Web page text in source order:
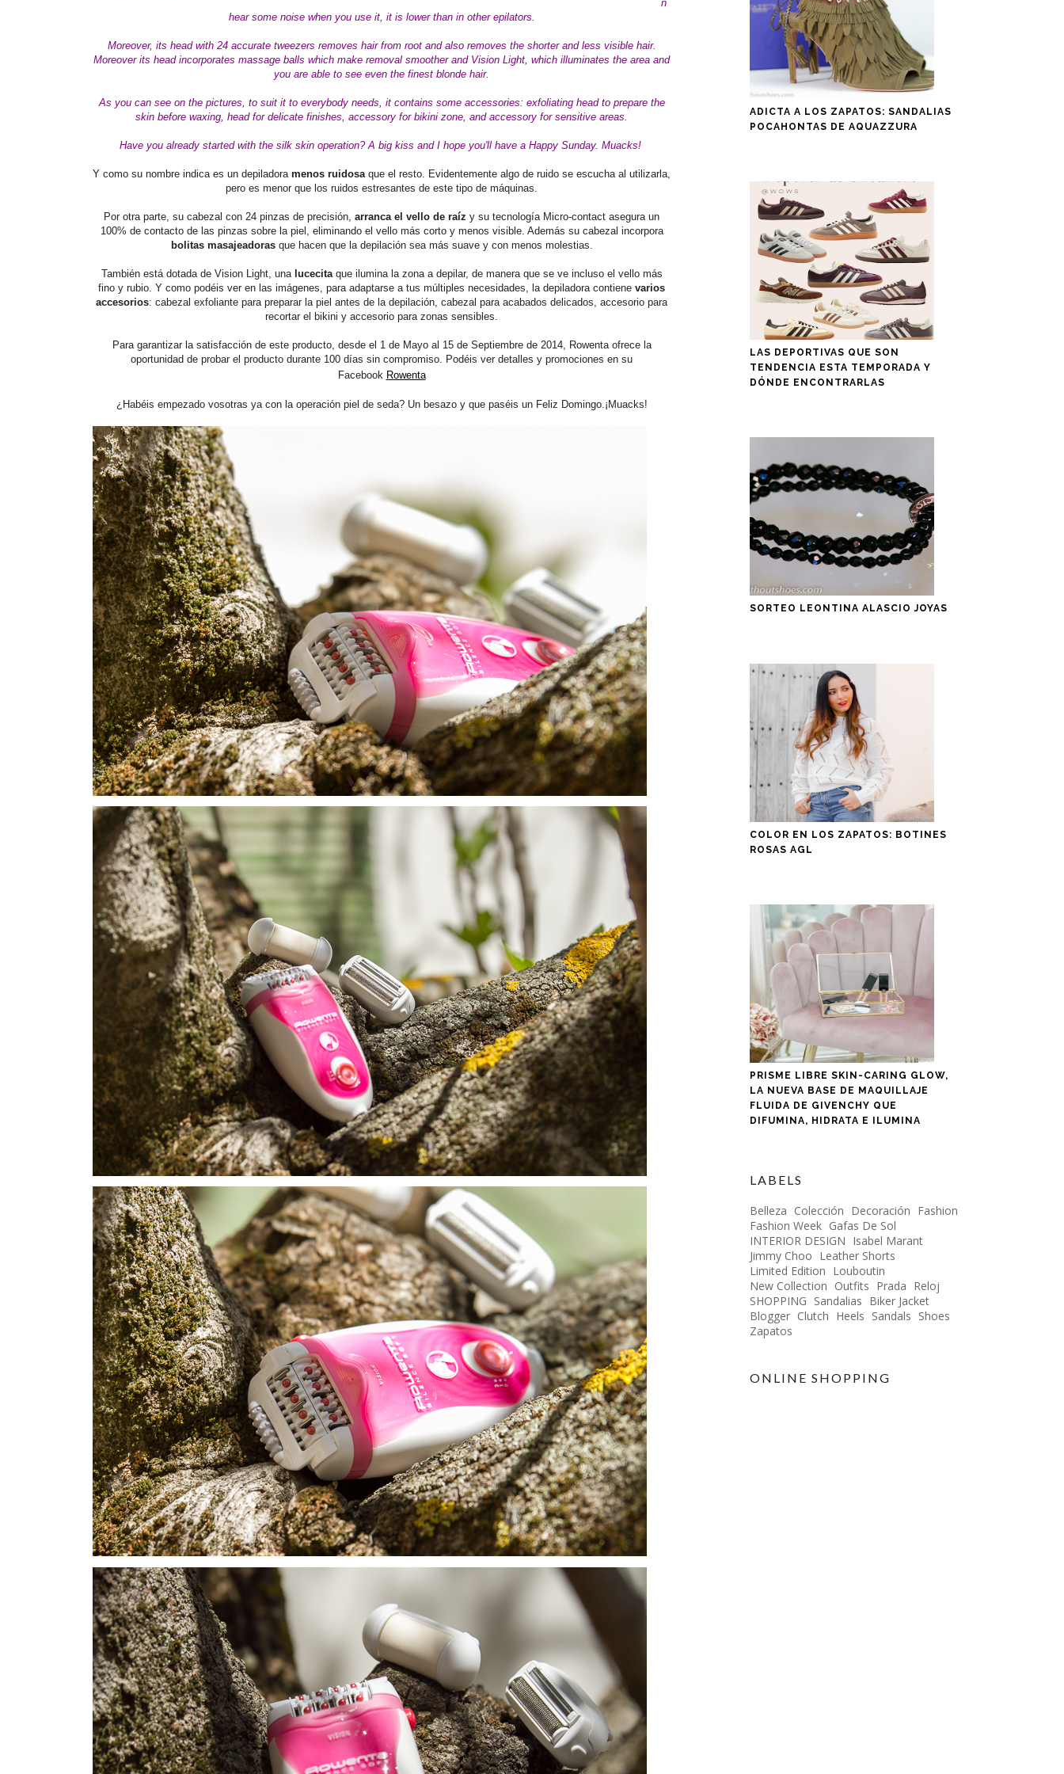
n
hear some noise when you use it, it is lower than in other epilators.
Moreover, its head with 24 accurate tweezers removes hair from root and also removes the shorter and less visible hair.
Moreover its head incorporates massage balls which make removal smoother and Vision Light, which illuminates the area and
you are able to see even the finest blonde hair.
As you can see on the pictures, to suit it to everybody needs, it contains some accessories: exfoliating head to prepare the
skin before waxing, head for delicate finishes, accessory for bikini zone, and accessory for sensitive areas.
Have you already started with the silk skin operation? A big kiss and I hope you'll have a Happy Sunday. Muacks!
Y como su nombre indica es un depiladora menos ruidosaque el resto. Evidentemente algo de ruido se escucha al utilizarla,
pero es menor que los ruidos estresantes de este tipo de máquinas.
Por otra parte, su cabezal con 24 pinzas de precisión, arranca el vello de raíz y su tecnología Micro-contact asegura un
100% de contacto de las pinzas sobre la piel, eliminando el vello más corto y menos visible. Además su cabezal incorpora
bolitas masajeadorasque hacen que la depilación sea más suave y con menos molestias.
También está dotada de Vision Light, unalucecitaque ilumina la zona a depilar, de manera que se ve incluso el vello más
fino y rubio. Y como podéis ver en las imágenes, para adaptarse a tus múltiples necesidades, la depiladora contiene varios
accesorios: cabezal exfoliante para preparar la piel antes de la depilación, cabezal para acabados delicados, accesorio para
recortar el bikini y accesorio para zonas sensibles.
Para garantizar la satisfacción de este producto, desde el 1 de Mayo al 15 de Septiembre de 2014, Rowenta ofrece la
oportunidad de probar el producto durante 100 días sin compromiso. Podéis ver detalles y promociones en su
Facebook Rowenta
¿Habéis empezado vosotras ya con la operación piel de seda? Un besazo y que paséis un Feliz Domingo.¡Muacks!
ADICTA A LOS ZAPATOS: SANDALIAS
POCAHONTAS DE AQUAZZURA
LAS DEPORTIVAS QUE SON
TENDENCIA ESTA TEMPORADA Y
DÓNDE ENCONTRARLAS
SORTEO LEONTINA ALASCIO JOYAS
COLOR EN LOS ZAPATOS: BOTINES
ROSAS AGL
PRISME LIBRE SKIN-CARING GLOW,
LA NUEVA BASE DE MAQUILLAJE
FLUIDA DE GIVENCHY QUE
DIFUMINA, HIDRATA E ILUMINA
LABELS
Belleza Colección Decoración Fashion
Fashion Week Gafas De Sol
INTERIOR DESIGN Isabel Marant
Jimmy Choo Leather Shorts
Limited Edition Louboutin
New Collection Outfits Prada Reloj
SHOPPING Sandalias Biker Jacket
Blogger Clutch Heels Sandals Shoes
Zapatos
ONLINE SHOPPING